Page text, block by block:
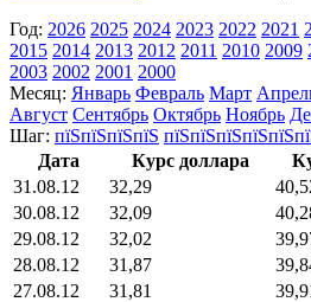
Год: 2026 2025 2024 2023 2022 2021
2015 2014 2013 2012 2011 2010 2009
2003 2002 2001 2000
Месяц: Январь Февраль Март
Август Сентябрь Октябрь Ноябрь
Шаг: пїЅпїЅпїЅпїЅ
Дата
Курс доллара
31.08.12
32,29
30.08.12
32,09
29.08.12
32,02
28.08.12
31,87
27.08.12
31,81